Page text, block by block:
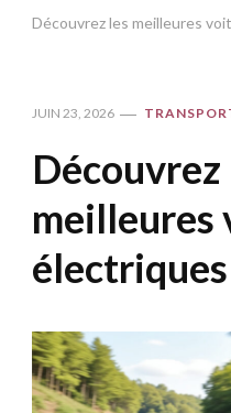
Découvrez les meilleures
JUIN 23, 2026
Découvrez
meilleures